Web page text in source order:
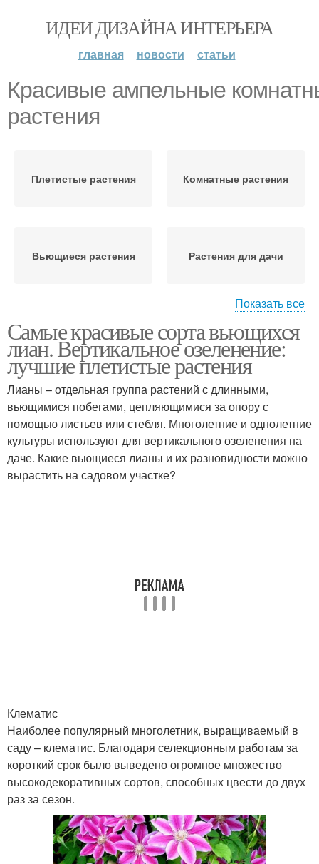
ИДЕИ ДИЗАЙНА ИНТЕРЬЕРА
главная новости статьи
Красивые ампельные
растения
Плетистые растения Комнатные растения
Вьющиеся растения Растения для дачи
листьями
Растения в квартире
Ампельные растения
Показать все
Самые красивые сорта вьющихся
лиан. Вертикальное озеленение:
лучшие плетистые растения
Лианы – отдельная группа растений с длинными,
вьющимися побегами, цепляющимися за опору с
помощью листьев или стебля. Многолетние и однолетние
культуры используют для вертикального озеленения на
даче. Какие вьющиеся лианы и их разновидности можно
вырастить на садовом участке?
Клематис
Наиболее популярный многолетник, выращиваемый в
саду – клематис. Благодаря селекционным работам за
короткий срок было выведено огромное множество
высокодекоративных сортов, способных цвести до двух
раз за сезон.